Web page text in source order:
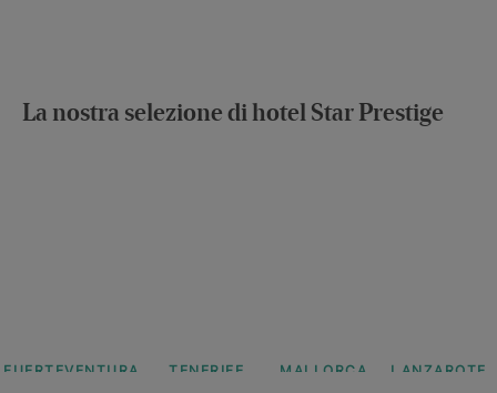
La nostra selezione di hotel Star Prestige
FUERTEVENTURA TENERIFE MALLORCA LANZAROTE